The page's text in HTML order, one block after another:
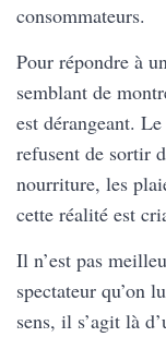
consommateurs.
Pour répondre à
semblant de
est dérangeant.
refusent de sortir
nourriture, les
cette réalité est
Il n’est pas
spectateur qu’on
sens, il s’agit là